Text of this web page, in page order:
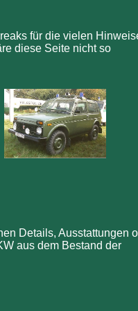
Details, Ausstattungen
aus dem Bestand der
für die vielen
diese Seite nicht so